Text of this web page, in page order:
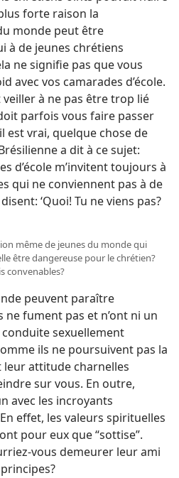
forte raison la
monde peut être
à de jeunes chrétiens
ne signifie pas que vous
avec vos camarades d’école.
à ne pas être trop lié
parfois vous faire passer
est vrai, quelque chose de
a dit à ce sujet:
d’école m’invitent toujours à
qui ne conviennent pas à de
‘Quoi! Tu ne viens pas?
même de jeunes du monde qui
être dangereuse pour le chrétien?
convenables?
peuvent paraître
ne fument pas et n’ont ni un
sexuellement
ils ne poursuivent pas la
attitude charnelles
sur vous. En outre,
avec les incroyants
effet, les valeurs spirituelles
pour eux que “sottise”.
​vous demeurer leur ami